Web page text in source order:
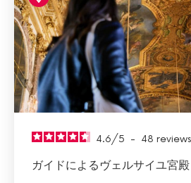
4.6/5 - 48 reviews
ガイドによるヴェルサイユ宮